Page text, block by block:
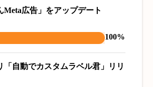
Meta広告」をアップデート
100%
「自動でカスタムラベル君」リリ